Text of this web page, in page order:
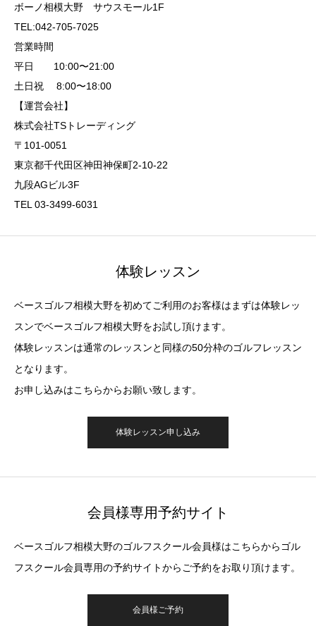
ボーノ相模大野 サウスモール1F
TEL:042-705-7025
営業時間
平日 10:00〜21:00
土日祝 8:00〜18:00
【運営会社】
株式会社TSトレーディング
〒101-0051
東京都千代田区神田神保町2-10-22
九段AGビル3F
TEL 03-3499-6031
体験レッスン
ベースゴルフ相模大野を初めてご利用のお客様はまずは体験レッ
スンでベースゴルフ相模大野をお試し頂けます。
体験レッスンは通常のレッスンと同様の50分枠のゴルフレッスン
となります。
お申し込みはこちらからお願い致します。
体験レッスン申し込み
会員様専用予約サイト
ベースゴルフ相模大野のゴルフスクール会員様はこちらからゴル
フスクール会員専用の予約サイトからご予約をお取り頂けます。
会員様ご予約